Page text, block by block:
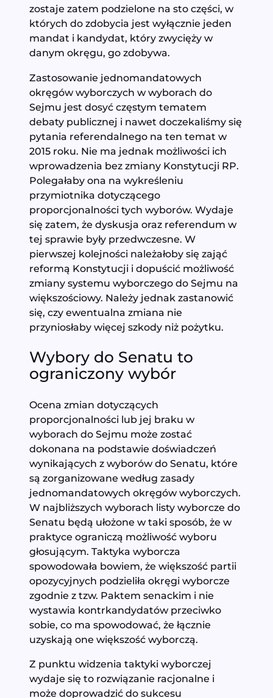
zostaje zatem podzielone na sto części, w
których do zdobycia jest wyłącznie jeden
mandat i kandydat, który zwycięży w
danym okręgu, go zdobywa.
Zastosowanie jednomandatowych
okręgów wyborczych w wyborach do
Sejmu jest dosyć częstym tematem
debaty publicznej i nawet doczekaliśmy się
pytania referendalnego na ten temat w
2015 roku. Nie ma jednak możliwości ich
wprowadzenia bez zmiany Konstytucji RP.
Polegałaby ona na wykreśleniu
przymiotnika dotyczącego
proporcjonalności tych wyborów. Wydaje
się zatem, że dyskusja oraz referendum w
tej sprawie były przedwczesne. W
pierwszej kolejności należałoby się zająć
reformą Konstytucji i dopuścić możliwość
zmiany systemu wyborczego do Sejmu na
większościowy. Należy jednak zastanowić
się, czy ewentualna zmiana nie
przyniosłaby więcej szkody niż pożytku.
Wybory do Senatu to
ograniczony wybór
Ocena zmian dotyczących
proporcjonalności lub jej braku w
wyborach do Sejmu może zostać
dokonana na podstawie doświadczeń
wynikających z wyborów do Senatu, które
są zorganizowane według zasady
jednomandatowych okręgów wyborczych.
W najbliższych wyborach listy wyborcze do
Senatu będą ułożone w taki sposób, że w
praktyce ograniczą możliwość wyboru
głosującym. Taktyka wyborcza
spowodowała bowiem, że większość partii
opozycyjnych podzieliła okręgi wyborcze
zgodnie z tzw. Paktem senackim i nie
wystawia kontrkandydatów przeciwko
sobie, co ma spowodować, że łącznie
uzyskają one większość wyborczą.
Z punktu widzenia taktyki wyborczej
wydaje się to rozwiązanie racjonalne i
może doprowadzić do sukcesu